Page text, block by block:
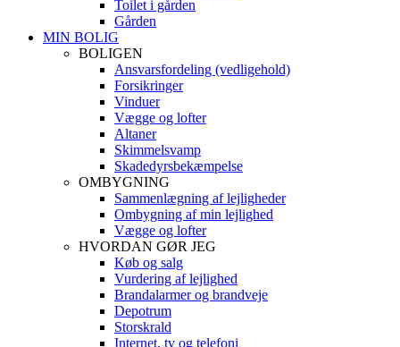
Toilet i gården
Gården
MIN BOLIG
BOLIGEN
Ansvarsfordeling (vedligehold)
Forsikringer
Vinduer
Vægge og lofter
Altaner
Skimmelsvamp
Skadedyrsbekæmpelse
OMBYGNING
Sammenlægning af lejligheder
Ombygning af min lejlighed
Vægge og lofter
HVORDAN GØR JEG
Køb og salg
Vurdering af lejlighed
Brandalarmer og brandveje
Depotrum
Storskrald
Internet, tv og telefoni